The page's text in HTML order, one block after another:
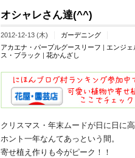
オシャレさん達(^^)
2012-12-13 (木)
ガーデニング
アカエナ・パープルグースリーフ | エンジェ
ス・ブラック | 花かんざし
クリスマス・年末ムードが日に日に
ホント一年なんてあっという間。
寄せ植え作りも今がピーク！！